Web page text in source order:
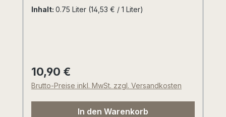
Nach langer und kühler Maischegärung
Holundersaft, Schwarzkirsche, schwarzer
Pfeffer, Schiesspulver, Mineralität++,
trinkige Frische und feinster
Sortencharakter mit hohem Anspruch!
Inhalt: 0.75 Liter (14,53 € / 1 Liter)
Regulärer Preis:
10,90 €
Brutto-Preise inkl. MwSt. zzgl. Versandkosten
In den Warenkorb